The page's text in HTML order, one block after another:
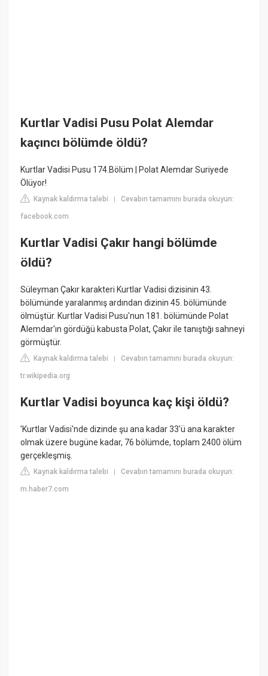
Kurtlar Vadisi Pusu Polat Alemdar
kaçıncı bölümde öldü?
Kurtlar Vadisi Pusu 174.Bölüm | Polat Alemdar Suriyede
Ölüyor!
Kaynak kaldırma talebi |Cevabın tamamını burada okuyun:
facebook.com
Kurtlar Vadisi Çakır hangi bölümde
öldü?
Süleyman Çakır karakteri Kurtlar Vadisi dizisinin 43.
bölümünde yaralanmış ardından dizinin 45. bölümünde
ölmüştür. Kurtlar Vadisi Pusu'nun 181. bölümünde Polat
Alemdar'ın gördüğü kabusta Polat, Çakır ile tanıştığı sahneyi
görmüştür.
Kaynak kaldırma talebi |Cevabın tamamını burada okuyun:
tr.wikipedia.org
Kurtlar Vadisi boyunca kaç kişi öldü?
'Kurtlar Vadisi'nde dizinde şu ana kadar 33'ü ana karakter
olmak üzere bugüne kadar, 76 bölümde, toplam 2400 ölüm
gerçekleşmiş.
Kaynak kaldırma talebi |Cevabın tamamını burada okuyun:
m.haber7.com